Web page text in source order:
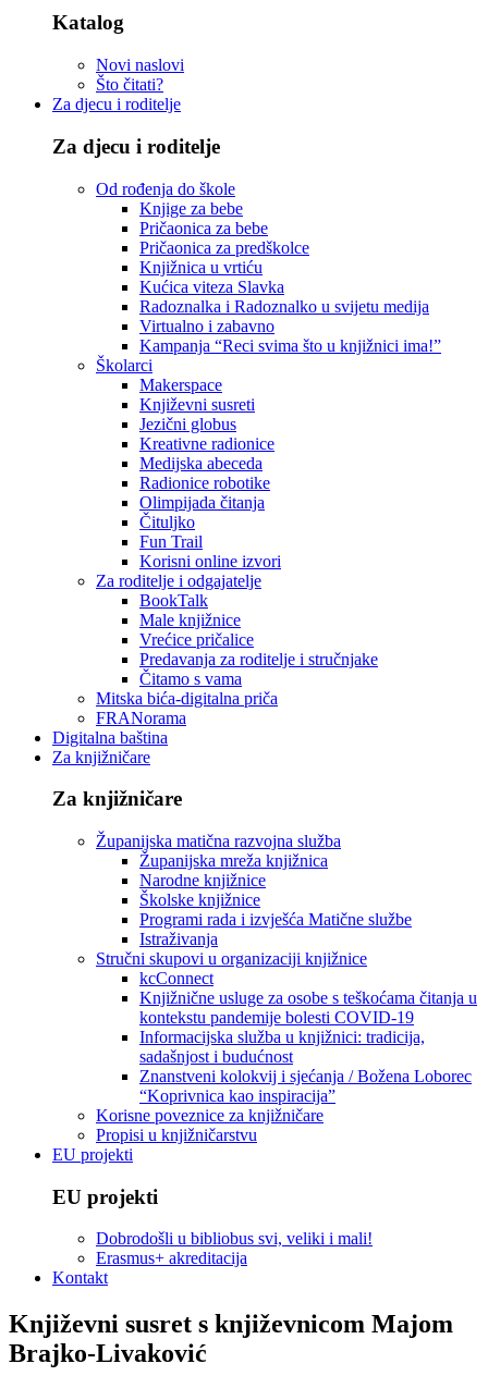
Katalog
Novi naslovi
Što čitati?
Za djecu i roditelje
Za djecu i roditelje
Od rođenja do škole
Knjige za bebe
Pričaonica za bebe
Pričaonica za predškolce
Knjižnica u vrtiću
Kućica viteza Slavka
Radoznalka i Radoznalko u svijetu medija
Virtualno i zabavno
Kampanja “Reci svima što u knjižnici ima!”
Školarci
Makerspace
Književni susreti
Jezični globus
Kreativne radionice
Medijska abeceda
Radionice robotike
Olimpijada čitanja
Čituljko
Fun Trail
Korisni online izvori
Za roditelje i odgajatelje
BookTalk
Male knjižnice
Vrećice pričalice
Predavanja za roditelje i stručnjake
Čitamo s vama
Mitska bića-digitalna priča
FRANorama
Digitalna baština
Za knjižničare
Za knjižničare
Županijska matična razvojna služba
Županijska mreža knjižnica
Narodne knjižnice
Školske knjižnice
Programi rada i izvješća Matične službe
Istraživanja
Stručni skupovi u organizaciji knjižnice
kcConnect
Knjižnične usluge za osobe s teškoćama čitanja u
kontekstu pandemije bolesti COVID-19
Informacijska služba u knjižnici: tradicija,
sadašnjost i budućnost
Znanstveni kolokvij i sjećanja / Božena Loborec
“Koprivnica kao inspiracija”
Korisne poveznice za knjižničare
Propisi u knjižničarstvu
EU projekti
EU projekti
Dobrodošli u bibliobus svi, veliki i mali!
Erasmus+ akreditacija
Kontakt
Književni susret s književnicom Majom
Brajko-Livaković